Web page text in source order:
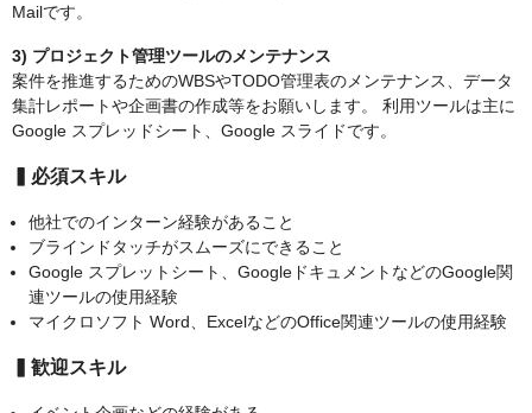
Mailです。
3) プロジェクト管理ツールのメンテナンス
案件を推進するためのWBSやTODO管理表のメンテナンス、データ
集計レポートや企画書の作成等をお願いします。 利用ツールは主に
Google スプレッドシート、Google スライドです。
▍必須スキル
他社でのインターン経験があること
ブラインドタッチがスムーズにできること
Google スプレットシート、GoogleドキュメントなどのGoogle関
連ツールの使用経験
マイクロソフト Word、ExcelなどのOffice関連ツールの使用経験
▍歓迎スキル